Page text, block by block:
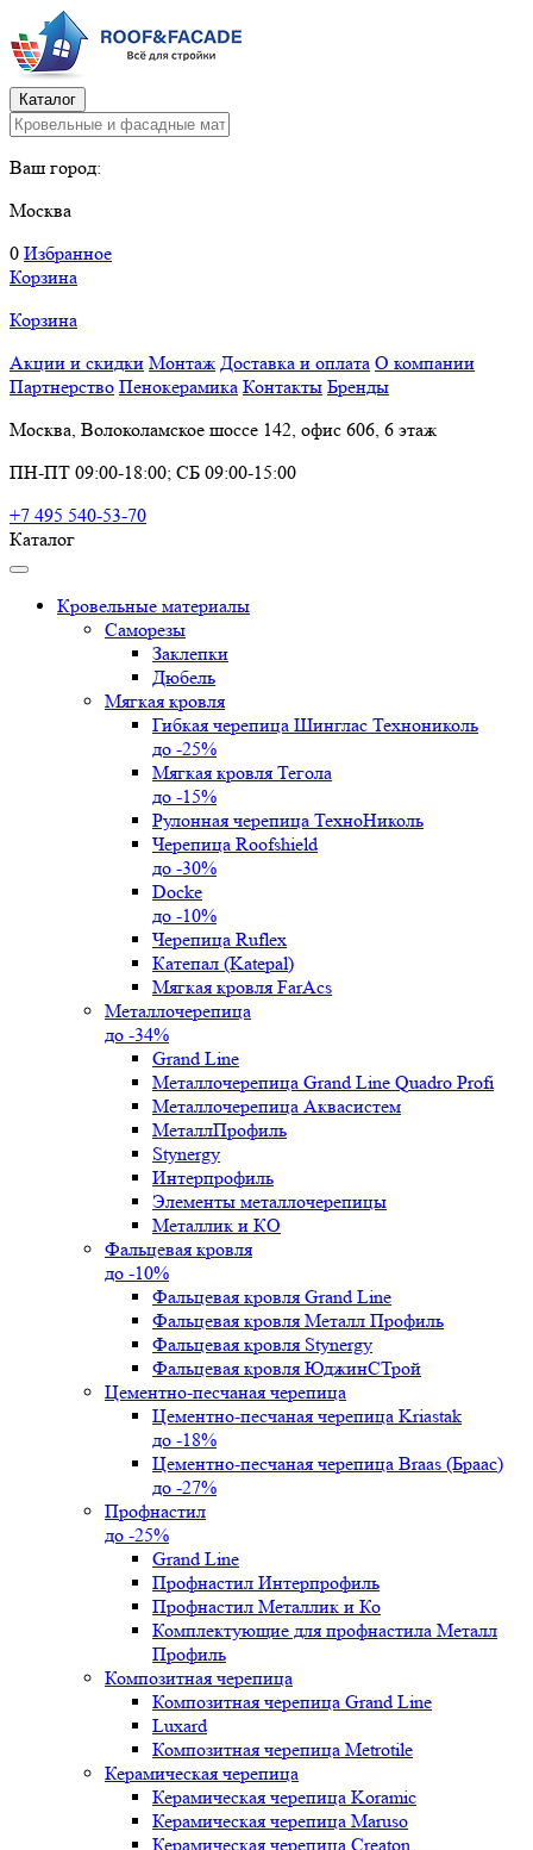
Каталог
Ваш город:
Москва
0 Избранное
Корзина
Корзина
Акции и скидки Монтаж Доставка и оплата О компании
Партнерство Пенокерамика Контакты Бренды
Москва, Волоколамское шоссе 142, офис 606, 6 этаж
ПН-ПТ 09:00-18:00; СБ 09:00-15:00
+7 495 540-53-70
Каталог
Кровельные материалы
Саморезы
Заклепки
Дюбель
Мягкая кровля
Гибкая черепица Шинглас Технониколь
до -25%
Мягкая кровля Тегола
до -15%
Рулонная черепица ТехноНиколь
Черепица Roofshield
до -30%
Docke
до -10%
Черепица Ruflex
Катепал (Katepal)
Мягкая кровля FarAcs
Металлочерепица
до -34%
Grand Line
Металлочерепица Grand Line Quadro Profi
Металлочерепица Аквасистем
МеталлПрофиль
Stynergy
Интерпрофиль
Элементы металлочерепицы
Металлик и КО
Фальцевая кровля
до -10%
Фальцевая кровля Grand Line
Фальцевая кровля Металл Профиль
Фальцевая кровля Stynergy
Фальцевая кровля ЮджинСТрой
Цементно-песчаная черепица
Цементно-песчаная черепица Kriastak
до -18%
Цементно-песчаная черепица Braas (Браас)
до -27%
Профнастил
до -25%
Grand Line
Профнастил Интерпрофиль
Профнастил Металлик и Ко
Комплектующие для профнастила Металл
Профиль
Композитная черепица
Композитная черепица Grand Line
Luxard
Композитная черепица Metrotile
Керамическая черепица
Керамическая черепица Koramic
Керамическая черепица Maruso
Керамическая черепица Creaton